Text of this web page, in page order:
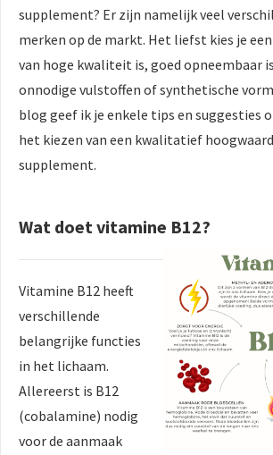
supplement? Er zijn namelijk veel
merken op de markt. Het liefst kies je
van hoge kwaliteit is, goed opneembaar
onnodige vulstoffen of synthetische
blog geef ik je enkele tips en suggesties
het kiezen van een kwalitatief
supplement.
Wat doet vitamine B12?
Vitamine B12 heeft
verschillende
belangrijke functies
in het lichaam.
Allereerst is B12
(cobalamine) nodig
voor de aanmaak
gebruikt
te
de
Hierdoor
van